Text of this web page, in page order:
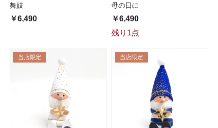
舞妓
￥6,490
母の日に
￥6,490
残り1点
当店限定 当店限定